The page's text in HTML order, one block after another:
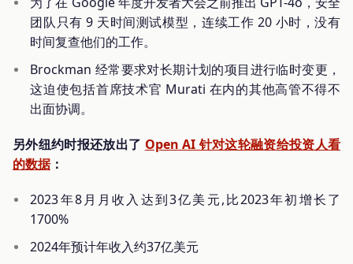
团队只有 9 天时间测试模型，连续工作 20 小时，没有
时间复查他们的工作。
Brockman 经常要求对长期计划的项目进行临时变更，
这迫使包括首席技术官 Murati 在内的其他高管不得不
出面协调。
另外纽约时报还放出了 Open AI 针对这轮融资给投资人看
的数据：
2023年8月月收入达到3亿美元,比2023年初增长了
1700%
2024年预计年收入约37亿美元